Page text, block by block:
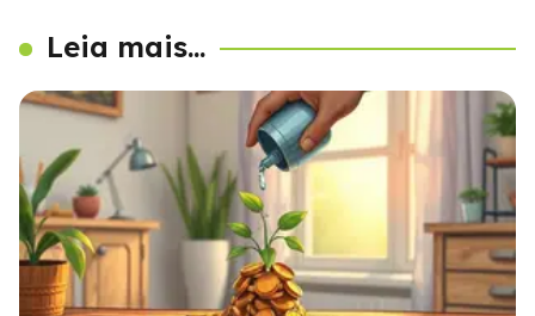
Leia mais...